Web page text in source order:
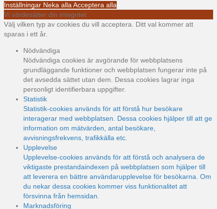
Inställningar Neka alla Acceptera alla
Vi värdesätter din integritet
Välj vilken typ av cookies du vill acceptera. Ditt val kommer att
sparas i ett år.
Nödvändiga
Nödvändiga cookies är avgörande för webbplatsens
grundläggande funktioner och webbplatsen fungerar inte på
det avsedda sättet utan dem. Dessa cookies lagrar inga
personligt identifierbara uppgifter.
Statistik
Statistik-cookies används för att förstå hur besökare
interagerar med webbplatsen. Dessa cookies hjälper till att ge
information om mätvärden, antal besökare,
avvisningsfrekvens, trafikkälla etc.
Upplevelse
Upplevelse-cookies används för att förstå och analysera de
viktigaste prestandaindexen på webbplatsen som hjälper till
att leverera en bättre användarupplevelse för besökarna. Om
du nekar dessa cookies kommer viss funktionalitet att
försvinna från hemsidan.
Marknadsföring